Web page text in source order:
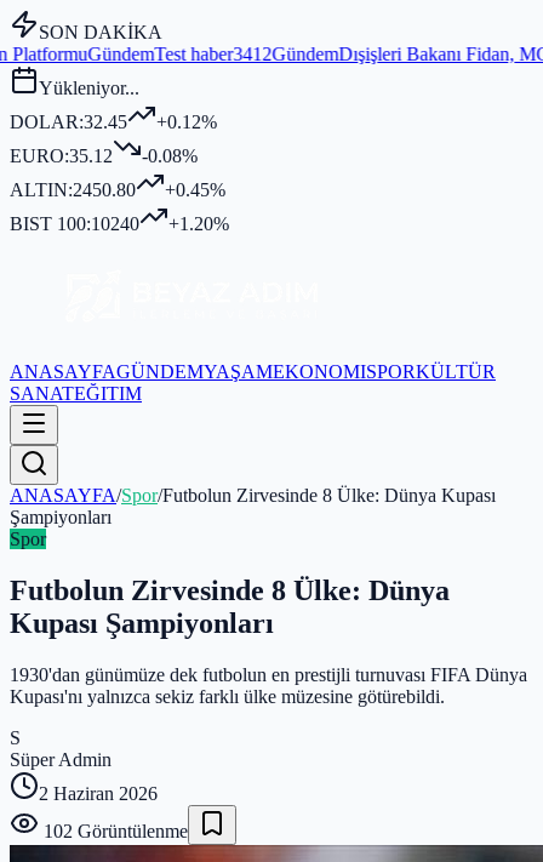
SON DAKİKA
Test haber3412GündemDışişleri Bakanı Fidan, MGK Genel
Yükleniyor...
DOLAR:32.45
+0.12%
EURO:35.12
-0.08%
ALTIN:2450.80
+0.45%
BIST 100:10240 +1.20%
ANASAYFAGÜNDEMYAŞAMEKONOMISPORKÜLTÜR
SANATEĞITIM
ANASAYFA/Spor/Futbolun Zirvesinde 8 Ülke: Dünya Kupası
Şampiyonları
Spor
Futbolun Zirvesinde 8 Ülke: Dünya
Kupası Şampiyonları
1930'dan günümüze dek futbolun en prestijli turnuvası FIFA Dünya
Kupası'nı yalnızca sekiz farklı ülke müzesine götürebildi.
S
Süper Admin
2 Haziran 2026
102 Görüntülenme